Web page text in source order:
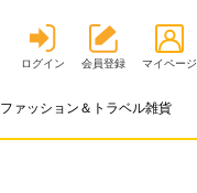
ログイン 会員登録 マイページ
ファッション＆トラベル雑貨